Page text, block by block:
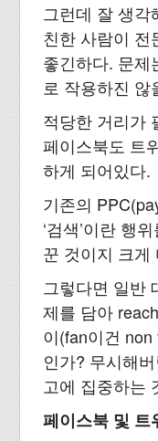
그런데 잘 생각
친한 사람이 전
좋긴하다. 문제
로 작용하진 않
적당한 거리가
페이스북도 트
하게 되어있다.
기존의
‘검색’이란 행
꾼 것이지 크게
그렇다면 일반
제를 담아
이(fan이건
인가? 무시해
고에 집중하는
페이스북 및 트